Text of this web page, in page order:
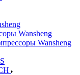
Wansheng
Wansheng